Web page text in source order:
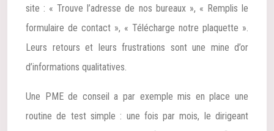
site : « Trouve l’adresse de nos bureaux », « Remplis le
formulaire de contact », « Télécharge notre plaquette ».
Leurs retours et leurs frustrations sont une mine d’or
d’informations qualitatives.
Une PME de conseil a par exemple mis en place une
routine de test simple : une fois par mois, le dirigeant